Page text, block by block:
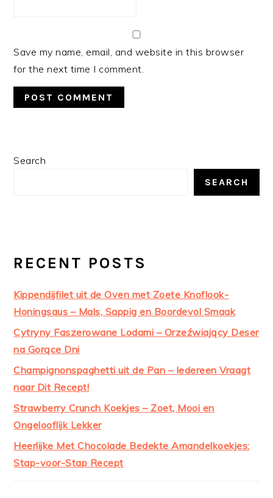
Save my name, email, and website in this browser
for the next time I comment.
PRIMARY
Search
SEARCH
RECENT POSTS
Kippendijfilet uit de Oven met Zoete Knoflook-
Honingsaus – Mals, Sappig en Boordevol Smaak
Cytryny Faszerowane Lodami – Orzeźwiający Deser
na Gorące Dni
Champignonspaghetti uit de Pan – Iedereen Vraagt
naar Dit Recept!
Strawberry Crunch Koekjes – Zoet, Mooi en
Ongelooflijk Lekker
Heerlijke Met Chocolade Bedekte Amandelkoekjes:
Stap-voor-Stap Recept